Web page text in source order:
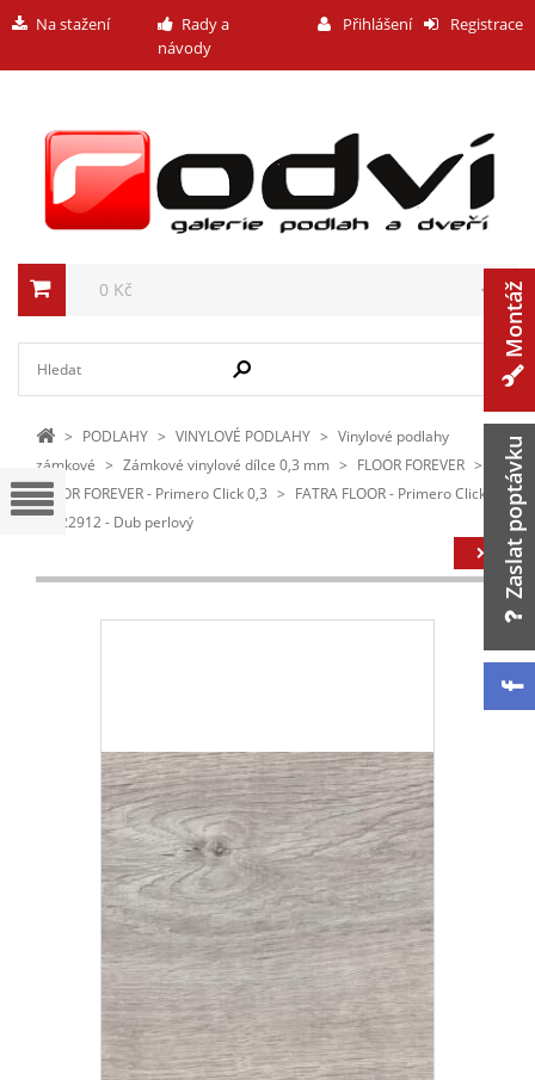
Registrace
Přihlášení
Na stažení
Rady a
návody
0 Kč
> PODLAHY > VINYLOVÉ PODLAHY > Vinylové podlahy
zámkové > Zámkové vinylové dílce 0,3 mm > FLOOR FOREVER >
FLOOR FOREVER - Primero Click 0,3 > FATRA FLOOR - Primero Click
0,3 22912 - Dub perlový
Montáž
Zaslat poptávku